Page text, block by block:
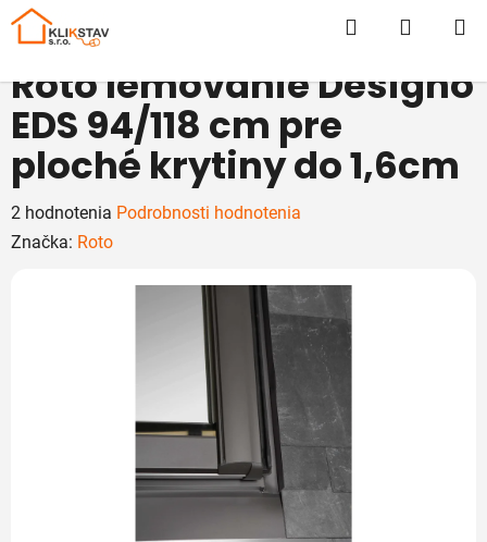
Prejsť
Hľadať
Roto lemovanie Designo
EDS 94/118 cm pre
ploché krytiny do 1,6cm
Priemerné
hodnotenie
2 hodnotenia Podrobnosti hodnotenia
Značka: Roto